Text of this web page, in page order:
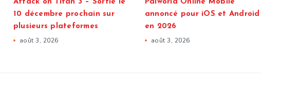
Attack on Titan 3 – Sortie le
10 décembre prochain sur
plusieurs plateformes
août 3, 2026
Palworld Online Mobile
annoncé pour iOS et Android
en 2026
août 3, 2026